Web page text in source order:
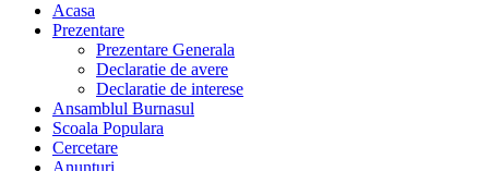
Acasa
Prezentare
Prezentare Generala
Declaratie de avere
Declaratie de interese
Ansamblul Burnasul
Scoala Populara
Cercetare